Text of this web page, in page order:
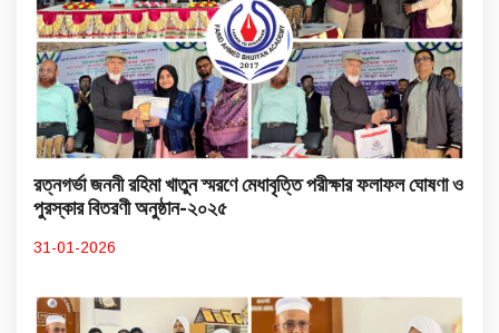
রত্নগর্ভা জননী রহিমা খাতুন স্মরণে মেধাবৃত্তি পরীক্ষার ফলাফল ঘোষণা ও
পুরস্কার বিতরণী অনুষ্ঠান-২০২৫
31-01-2026